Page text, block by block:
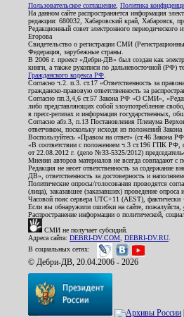
Пользовательское соглашение Политика
На данном сайте распространяется информация
редакции: 680032, Хабаровский край, Хабаровск,
Редакционный совет электронного
Егорова
Свидетельство о регистрации СМИ
Федерация, зарубежные страны.
В 2006 г. проект «Дебри-ДВ» был создан как
книги, а также рукописи по дальневосточной (РФ)
Гражданского кодекса РФ
Согласно ч.2. п.3. ст.17 «Ответственность за
гражданско-правовую ответственность за
Согласно пп.3,4,6 ст.57 Закона РФ «О СМИ»,
либо представляющих собой злоупотребление
в пресс-релизах и информация государственных,
Согласно абз.3, п.13 Постановления Пленума
ответчиком, поскольку исходя из положений
Воспользуйтесь «Правом на ответ» (ст.46 Закона
«В соответствии с положением ч.3 ст.196 ГПК РФ,
от 22.08.2012 г. (дело №33-5325/2012)
Мнения авторов материалов не всегда совпадают с
Редакция не несет ответственность за
ДВ», ответственность за достоверность и
Политические опросы/голосования проводятся
(лица), заказавшее (заказавших) проведение
Часовой пояс сервера UTC+11 (AEST), фактически
Если вы обнаружили ошибки на сайте, пожалуйста,
Распространение информации о политической,
СМИ не получает субсидий.
Адреса сайта: DEBRI-DV.COM DEBRI-DV.RU
В социальных сетях:
© Дебри-ДВ, 20.04.2006 - 2026